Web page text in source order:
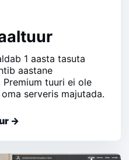
1 aasta tasuta
aastane
tuuri ei ole
serveris majutada.
→